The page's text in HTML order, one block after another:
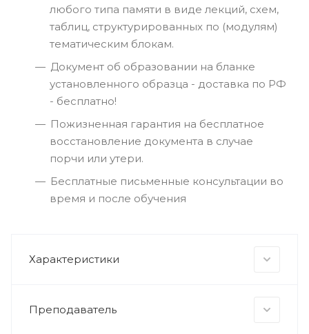
любого типа памяти в виде лекций, схем,
таблиц, структурированных по (модулям)
тематическим блокам.
Документ об образовании на бланке
установленного образца - доставка по РФ
- бесплатно!
Пожизненная гарантия на бесплатное
восстановление документа в случае
порчи или утери.
Бесплатные письменные консультации во
время и после обучения
Характеристики
Преподаватель